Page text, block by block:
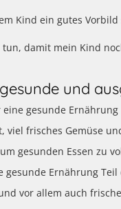
Kind ein gutes Vorbild
tun, damit mein Kind
und
gesunde
viel frisches Gemüse
gesunden Essen zu
gesunde Ernährung
vor allem auch